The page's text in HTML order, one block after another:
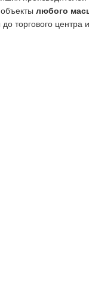
любого
торгового центра